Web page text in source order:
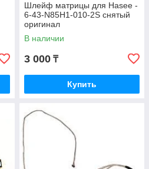
Шлейф матрицы для Hasee -
6-43-N85H1-010-2S снятый
оригинал
В наличии
3 000 ₸
Купить